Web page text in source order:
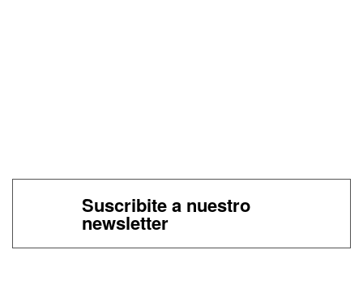
Suscribite a nuestro
newsletter